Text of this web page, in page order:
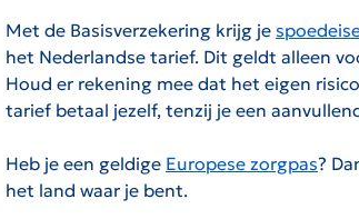
Met de Basisverzekering krijg je
het Nederlandse tarief. Dit geldt alleen
Houd er rekening mee dat het eigen
tarief betaal jezelf, tenzij je een
Heb je een geldige Europese zorgpas?
het land waar je bent.